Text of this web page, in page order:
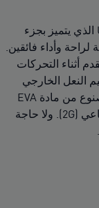
انطلقوا بأقصى سرعة مع حذاء ULTRA 6 الذي يتميز بجزء
وأداء فائقين.
أثناء التحركات
النعل الخارجي
المطاطي المنخفض والنعل الأوسط المصنوع من مادة EVA
لأرضيات العشب الطبيعي والعشب الصناعي (2G). ولا حاجة